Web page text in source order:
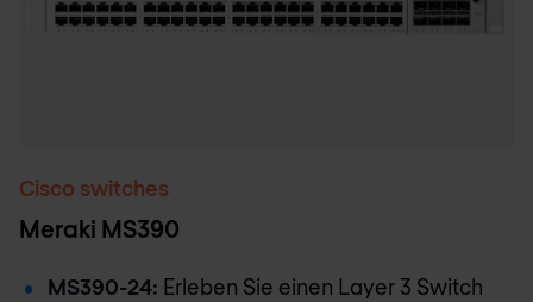
Cisco switches
Meraki MS390
MS390-24: Erleben Sie einen Layer 3 Switch